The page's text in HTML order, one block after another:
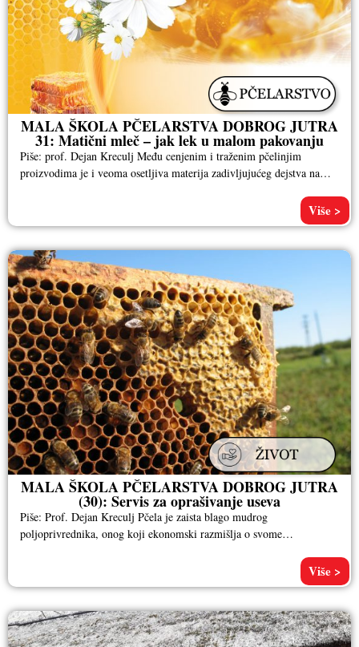
MALA ŠKOLA PČELARSTVA DOBROG JUTRA
31: Matični mleč – jak lek u malom pakovanju
Piše: prof. Dejan Kreculj Među cenjenim i traženim pčelinjim
proizvodima je i veoma osetljiva materija zadivljujućeg dejstva na
Više >
MALA ŠKOLA PČELARSTVA DOBROG JUTRA
(30): Servis za oprašivanje useva
Piše: Prof. Dejan Kreculj Pčela je zaista blago mudrog
poljoprivrednika, onog koji ekonomski razmišlja o svome
Više >